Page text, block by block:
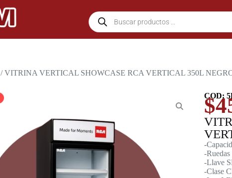
/ VITRINA VERTICAL SHOWCASE RCA VERTICAL 350L
COD:
$
-
-Ruedas
-Llave
-Clase